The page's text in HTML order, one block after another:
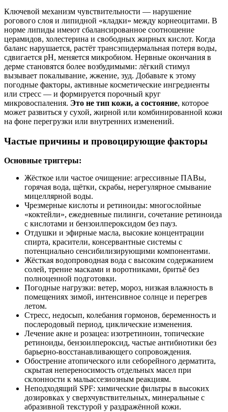
Ключевой механизм чувствительности — нарушение
рогового слоя и липидной «кладки» между корнеоцитами. В
норме липиды имеют сбалансированное соотношение
церамидов, холестерина и свободных жирных кислот. Когда
баланс нарушается, растёт трансэпидермальная потеря воды,
сдвигается pH, меняется микробиом. Нервные окончания в
дерме становятся более возбудимыми: лёгкий стимул
вызывает покалывание, жжение, зуд. Добавьте к этому
погодные факторы, активные косметические ингредиенты
или стресс — и формируется порочный круг
микровоспаления. Это не тип кожи, а состояние, которое
может развиться у сухой, жирной или комбинированной кожи
на фоне перегрузки или внутренних изменений.
Частые причины и провоцирующие факторы
Основные триггеры:
Жёсткое или частое очищение: агрессивные ПАВы,
горячая вода, щётки, скрабы, нерегулярное смывание
мицеллярной воды.
Чрезмерные кислоты и ретиноиды: многослойные
«коктейли», ежедневные пилинги, сочетание ретиноида
с кислотами и бензоилпероксидом без пауз.
Отдушки и эфирные масла, высокие концентрации
спирта, красители, консервантные системы с
потенциально сенсибилизирующими компонентами.
Жёсткая водопроводная вода с высоким содержанием
солей, трение масками и воротниками, бритьё без
полноценной подготовки.
Погодные нагрузки: ветер, мороз, низкая влажность в
помещениях зимой, интенсивное солнце и перегрев
летом.
Стресс, недосып, колебания гормонов, беременность и
послеродовый период, циклические изменения.
Лечение акне и розацеа: изотретиноин, топические
ретиноиды, бензоилпероксид, частые антибиотики без
барьерно-восстанавливающего сопровождения.
Обострение атопического или себорейного дерматита,
скрытая непереносимость отдельных масел при
склонности к мальассезиозным реакциям.
Неподходящий SPF: химические фильтры в высоких
дозировках у сверхчувствительных, минеральные с
абразивной текстурой у раздражённой кожи.